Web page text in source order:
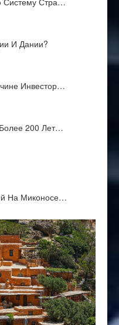
И Дании?
Инвестор…
200 Лет…
На Миконосе…